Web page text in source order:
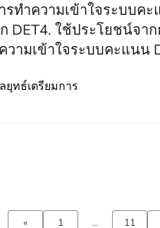
รทำความเข้าใจระบบค
DET4. ใช้ประโยชน์จา
ามเข้าใจระบบคะแนน
ยุทธ์เตรียมการ
« 1 ... 11